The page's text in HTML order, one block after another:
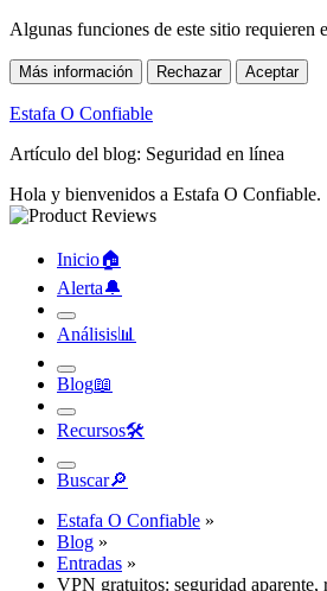
Algunas funciones de este sitio requieren
Más información Rechazar Aceptar
Estafa O Confiable
Artículo del blog: Seguridad en línea
Hola y bienvenidos a Estafa O Confiable.
Inicio🏠︎
Alerta🔔︎
Análisis📊︎
Blog📖︎
Recursos🛠︎
Buscar🔎︎
Estafa O Confiable »
Blog »
Entradas »
VPN gratuitos: seguridad aparente,